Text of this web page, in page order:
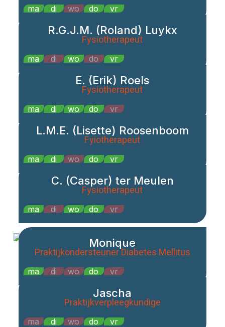
ma di wo do vr
R.G.J.M. (Roland) Luykx
Fysiotherapeut
ma di wo do vr
E. (Erik) Roels
Fysiotherapeut
ma di wo do vr
L.M.E. (Lisette) Roosenboom
Fyiotherapeut
ma di wo do vr
C. (Casper) ter Meulen
Fysiotherapeut
ma di wo do vr
Monique
Praktijkondersteuner Diabetes Mellitus
ma di wo do vr
Jascha
Praktijkverpleegkundige
ma di wo do vr